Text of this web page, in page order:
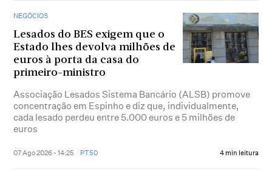
NEGÓCIOS
Lesados do BES exigem que o
Estado lhes devolva milhões de
euros à porta da casa do
primeiro-ministro
Associação Lesados Sistema Bancário (ALSB) promove
concentração em Espinho e diz que, individualmente,
cada lesado perdeu entre 5.000 euros e 5 milhões de
euros
07 Ago 2026 - 14:25 PT50 4 min leitura